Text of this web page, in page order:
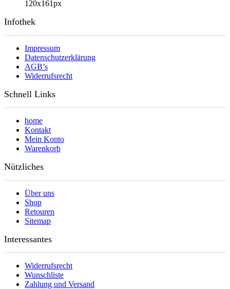
Infothek
Impressum
Datenschutzerklärung
AGB’s
Widerrufsrecht
Schnell Links
home
Kontakt
Mein Konto
Warenkorb
Nützliches
Über uns
Shop
Retouren
Sitemap
Interessantes
Widerrufsrecht
Wunschliste
Zahlung und Versand